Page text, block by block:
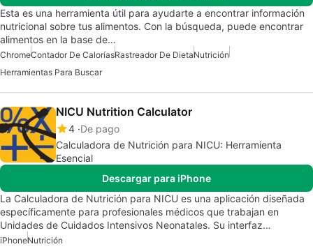
Esta es una herramienta útil para ayudarte a encontrar información
nutricional sobre tus alimentos. Con la búsqueda, puede encontrar
alimentos en la base de…
ChromeContador De CaloríasRastreador De DietaNutrición
Herramientas Para Buscar
NICU Nutrition Calculator
4 De pago
Calculadora de Nutrición para NICU: Herramienta
Esencial
Descargar para iPhone
La Calculadora de Nutrición para NICU es una aplicación diseñada
específicamente para profesionales médicos que trabajan en
Unidades de Cuidados Intensivos Neonatales. Su interfaz…
iPhoneNutrición